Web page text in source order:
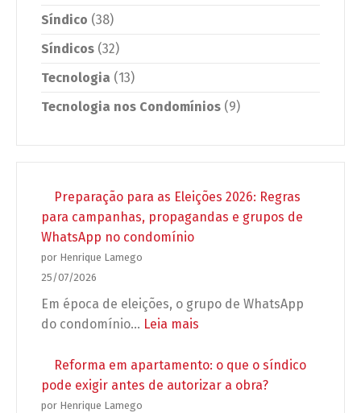
Síndico (38)
Síndicos (32)
Tecnologia (13)
Tecnologia nos Condomínios (9)
Preparação para as Eleições 2026: Regras
para campanhas, propagandas e grupos de
WhatsApp no condomínio
por Henrique Lamego
25/07/2026
Em época de eleições, o grupo de WhatsApp
do condomínio… Leia mais
para
as
Reforma em apartamento: o que o síndico
pode exigir antes de autorizar a obra?
por Henrique Lamego